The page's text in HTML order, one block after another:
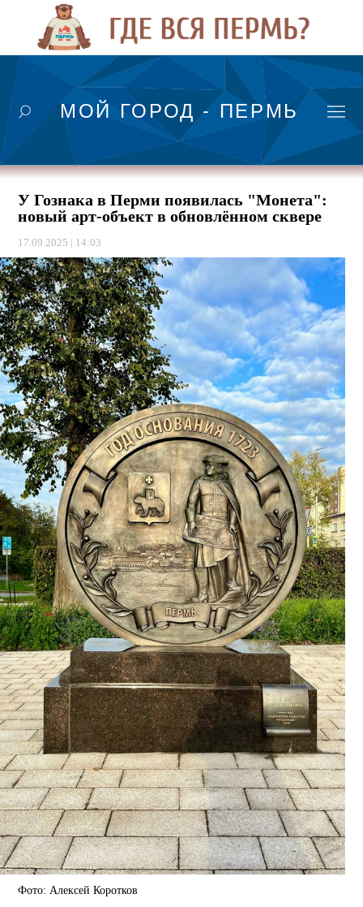
МОЙ ГОРОД - ПЕРМЬ
У Гознака в Перми появилась "Монета":
новый арт-объект в обновлённом сквере
17.09.2025 | 14:03
Фото: Алексей Коротков